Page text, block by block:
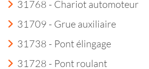
31768 - Chariot automoteur
31709 - Grue auxiliaire
31738 - Pont élingage
31728 - Pont roulant